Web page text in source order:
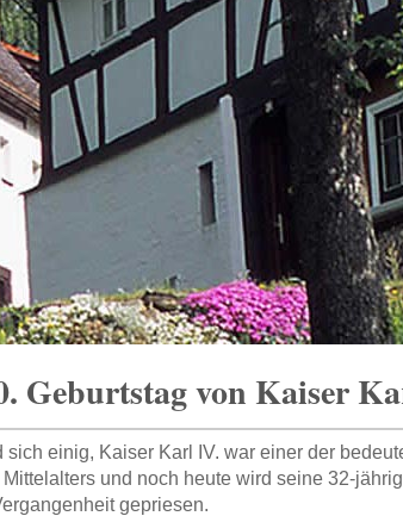
Geburtstag von Kaiser
sich einig, Kaiser Karl IV. war einer der
und noch heute wird seine 32-
gepriesen.